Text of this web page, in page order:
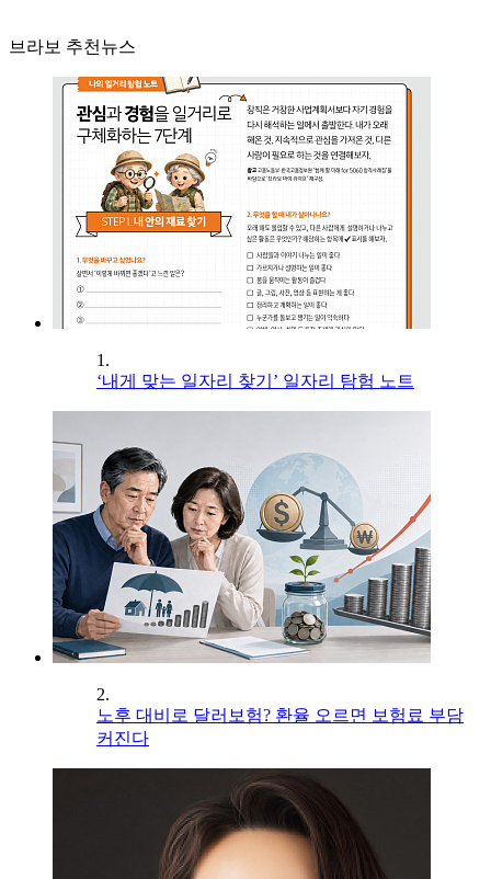
브라보 추천뉴스
1.
‘내게 맞는 일자리 찾기’ 일자리 탐험 노트
2.
노후 대비로 달러보험? 환율 오르면 보험료 부담
커진다